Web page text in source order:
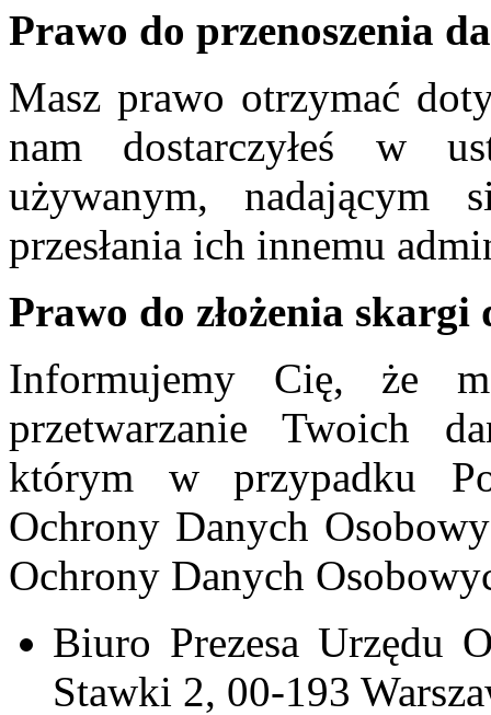
Prawo do przenoszenia
Masz prawo otrzymać
nam dostarczyłeś w
używanym, nadającym
przesłania ich innemu
Prawo do złożenia skargi
Informujemy Cię, że
przetwarzanie Twoich
którym w przypadku
Ochrony Danych
Ochrony Danych
Biuro Prezesa Urzędu
Stawki 2, 00-193